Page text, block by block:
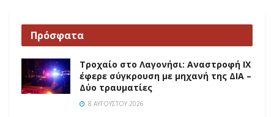
Πρόσφατα
Τροχαίο στο Λαγονήσι: Αναστροφή ΙΧ
έφερε σύγκρουση με μηχανή της ΔΙΑ –
Δύο τραυματίες
8 ΑΥΓΟΎΣΤΟΥ 2026